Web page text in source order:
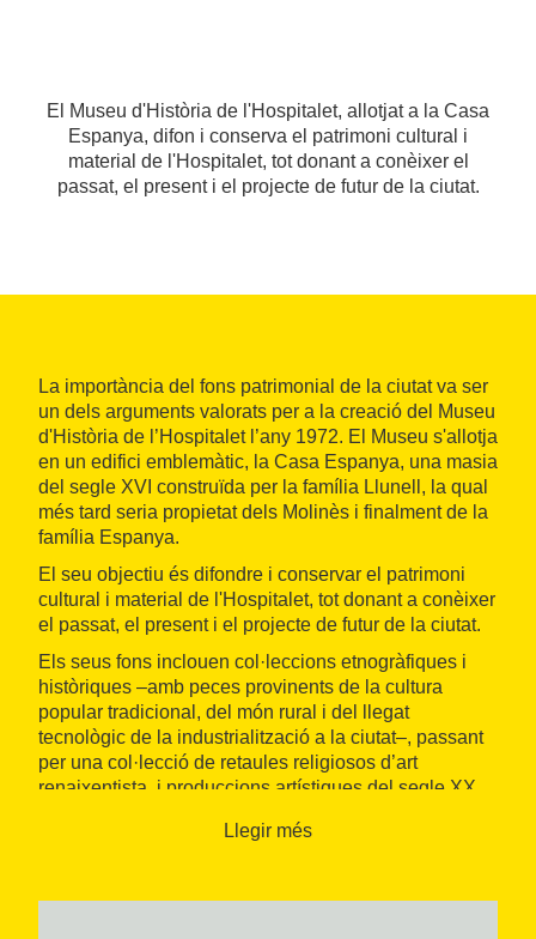
El Museu d'Història de l'Hospitalet, allotjat a la Casa
Espanya, difon i conserva el patrimoni cultural i
material de l'Hospitalet, tot donant a conèixer el
passat, el present i el projecte de futur de la ciutat.
La importància del fons patrimonial de la ciutat va ser
un dels arguments valorats per a la creació del Museu
d'Història de l’Hospitalet l’any 1972. El Museu s'allotja
en un edifici emblemàtic, la Casa Espanya, una masia
del segle XVI construïda per la família Llunell, la qual
més tard seria propietat dels Molinès i finalment de la
família Espanya.
El seu objectiu és difondre i conservar el patrimoni
cultural i material de l'Hospitalet, tot donant a conèixer
el passat, el present i el projecte de futur de la ciutat.
Els seus fons inclouen col·leccions etnogràfiques i
històriques –amb peces provinents de la cultura
popular tradicional, del món rural i del llegat
tecnològic de la industrialització a la ciutat–, passant
per una col·lecció de retaules religiosos d’art
renaixentista, i produccions artístiques del segle XX
Llegir més